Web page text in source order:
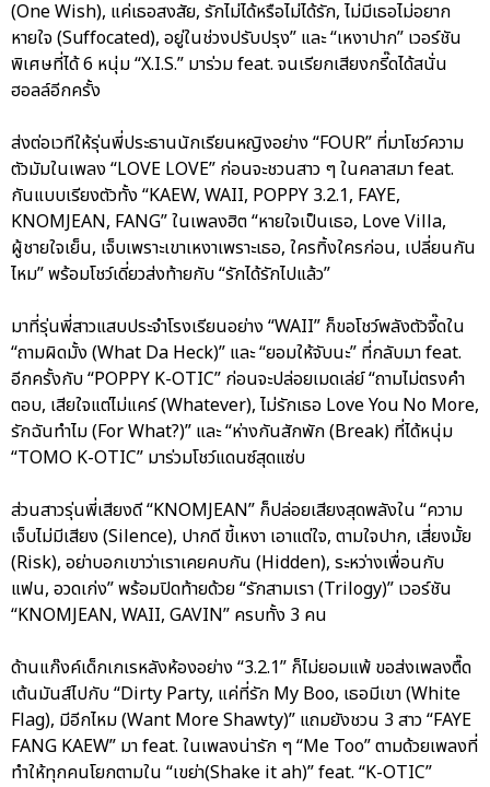
(One Wish), แค่เธอสงสัย, รักไม่ได้หรือไม่ได้รัก, ไม่มีเธอไม่อยาก
หายใจ (Suffocated), อยู่ในช่วงปรับปรุง” และ “เหงาปาก” เวอร์ชัน
พิเศษที่ได้ 6 หนุ่ม “X.I.S.” มาร่วม feat. จนเรียกเสียงกรี๊ดได้สนั่น
ฮอลล์อีกครั้ง
ส่งต่อเวทีให้รุ่นพี่ประธานนักเรียนหญิงอย่าง “FOUR” ที่มาโชว์ความ
ตัวมัมในเพลง “LOVE LOVE” ก่อนจะชวนสาว ๆ ในคลาสมา feat.
กันแบบเรียงตัวทั้ง “KAEW, WAII, POPPY 3.2.1, FAYE,
KNOMJEAN, FANG” ในเพลงฮิต “หายใจเป็นเธอ, Love Villa,
ผู้ชายใจเย็น, เจ็บเพราะเขาเหงาเพราะเธอ, ใครทิ้งใครก่อน, เปลี่ยนกัน
ไหม” พร้อมโชว์เดี่ยวส่งท้ายกับ “รักได้รักไปแล้ว”
มาที่รุ่นพี่สาวแสบประจำโรงเรียนอย่าง “WAII” ก็ขอโชว์พลังตัวจี๊ดใน
“ถามผิดมั้ง (What Da Heck)” และ “ยอมให้จับนะ” ที่กลับมา feat.
อีกครั้งกับ “POPPY K-OTIC” ก่อนจะปล่อยเมดเล่ย์ “ถามไม่ตรงคำ
ตอบ, เสียใจแต่ไม่แคร์ (Whatever), ไม่รักเธอ Love You No More,
รักฉันทำไม (For What?)” และ “ห่างกันสักพัก (Break) ที่ได้หนุ่ม
“TOMO K-OTIC” มาร่วมโชว์แดนซ์สุดแซ่บ
ส่วนสาวรุ่นพี่เสียงดี “KNOMJEAN” ก็ปล่อยเสียงสุดพลังใน “ความ
เจ็บไม่มีเสียง (Silence), ปากดี ขี้เหงา เอาแต่ใจ, ตามใจปาก, เสี่ยงมั้ย
(Risk), อย่าบอกเขาว่าเราเคยคบกัน (Hidden), ระหว่างเพื่อนกับ
แฟน, อวดเก่ง” พร้อมปิดท้ายด้วย “รักสามเรา (Trilogy)” เวอร์ชัน
“KNOMJEAN, WAII, GAVIN” ครบทั้ง 3 คน
ด้านแก๊งค์เด็กเกเรหลังห้องอย่าง “3.2.1” ก็ไม่ยอมแพ้ ขอส่งเพลงตื๊ด
เต้นมันส์ไปกับ “Dirty Party, แค่ที่รัก My Boo, เธอมีเขา (White
Flag), มีอีกไหม (Want More Shawty)” แถมยังชวน 3 สาว “FAYE
FANG KAEW” มา feat. ในเพลงน่ารัก ๆ “Me Too” ตามด้วยเพลงที่
ทำให้ทุกคนโยกตามใน “เขย่า(Shake it ah)” feat. “K-OTIC”